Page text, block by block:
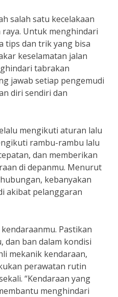
salah satu kecelakaan
Untuk menghindari
tips dan trik yang bisa
keselamatan jalan
tabrakan
jawab setiap pengemudi
diri sendiri dan
mengikuti aturan lalu
rambu-rambu lalu
dan memberikan
di depanmu. Menurut
kebanyakan
akibat pelanggaran
Pastikan
dan ban dalam kondisi
mekanik kendaraan,
perawatan rutin
“Kendaraan yang
menghindari